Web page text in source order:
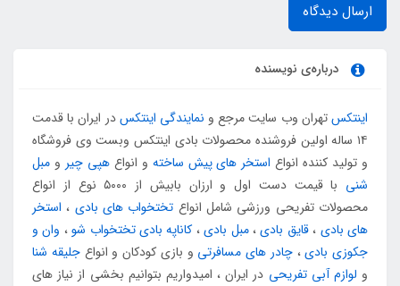
ارسال دیدگاه
درباره‌ی نویسنده
اینتکستهران وب سایت مرجع و نمایندگی اینتکسدر ایران با قدمت
۱۴ ساله اولین فروشنده محصولات بادی اینتکس وبست وی فروشگاه
و تولید کننده انواع استخر های پیش ساخته و انواعهپی چیر و مبل
شنی
با قیمت دست اول و ارزان بابیش از ۵۰۰۰ نوع از انواع
محصولات تفریحی ورزشی شامل انواع تختخواب های بادی ، استخر
های بادی ،قایق بادی،مبل بادی، کاناپه بادی تختخواب شو، وان و
جکوزی بادی،چادر های مسافرتی و بازی کودکان و انواعجلیقه شنا
و لوازم آبی تفریحی در ایران ، امیدواریم بتوانیم بخشی از نیاز های